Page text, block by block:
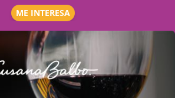
ME INTERESA